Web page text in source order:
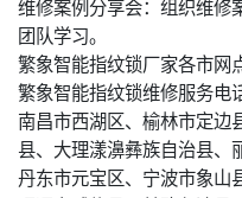
维修案例分享会：组织维修
团队学习。
繁象智能指纹锁厂家各市网
繁象智能指纹锁维修服务电
南昌市西湖区、榆林市定边
县、大理漾濞彝族自治县、
丹东市元宝区、宁波市象山